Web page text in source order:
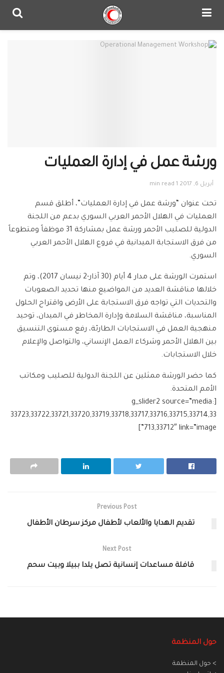
ورشة عمل في إدارة العمليات
أبريل 6, 2017 1 min read
تحت عنوان “ورشة عمل في إدارة العمليات”، أطلق قسم
العمليات في الهلال الأحمر العربي السوري بدعم من اللجنة
الدولية للصليب الأحمر ورشة عمل بمشاركة 31 موظفاً ومتطوعاً
من فرق الاستجابة الميدانية في فروع الهلال الأحمر العربي
السوري.
استمرت الورشة على مدار 4 أيام (30 آذار-2 نيسان 2017)، وتم
خلالها مناقشة العديد من المواضيع منها تحديد الصعوبات
والتحديات التي تواجه فرق الاستجابة على الأرض واقتراح الحلول
المناسبة، مناقشة السلامة وإدارة المخاطر في الميدان، توحيد
منهجية العمل في الاستجابات الطارئة، رفع مستوى التنسيق
بين الهلال الأحمر وشركاء العمل الإنساني، والتواصل والإعلام
خلال الاستجابات.
كما حضر الورشة ممثلين عن اللجنة الدولية للصليب ومكاتب
الأمم المتحدة.
[g_slider2 source=”media:
33723,33722,33721,33720,33719,33718,33717,33716,33715,33714,33
713,33712″ link=”image”]
Previous Post
تقديم الهدايا والألعاب لأطفال مركز سرطان الأطفال
Next Post
قافلة مساعدات إنسانية تصل يلدا ببيلا وبيت سحم
حول المنظمة
> حول المنظمة